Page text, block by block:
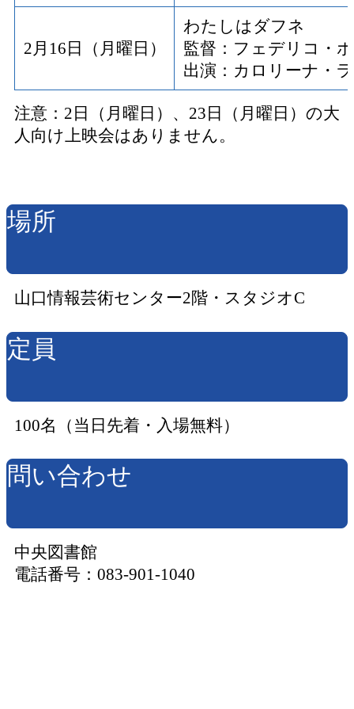
2月16日（月曜日）
わたしはダフネ
監督：フェデリコ・
出演：カロリーナ・
注意：2日（月曜日）、23日（月曜日）の大
人向け上映会はありません。
場所
山口情報芸術センター2階・スタジオC
定員
100名（当日先着・入場無料）
問い合わせ
中央図書館
電話番号：083-901-1040